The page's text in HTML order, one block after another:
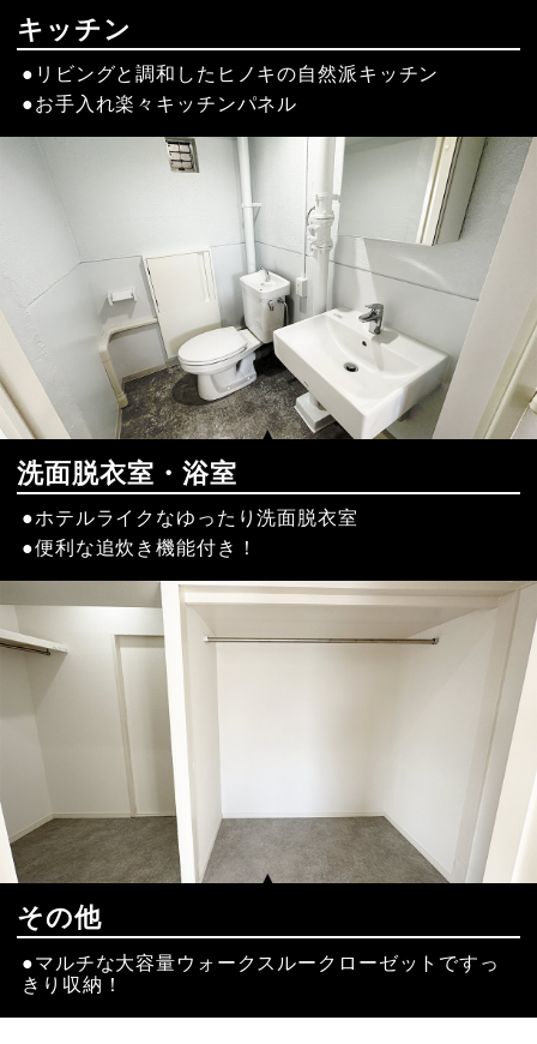
キッチン
リビングと調和したヒノキの自然派キッチン
お手入れ楽々キッチンパネル
洗面脱衣室・浴室
ホテルライクなゆったり洗面脱衣室
便利な追炊き機能付き！
その他
マルチな大容量ウォークスルークローゼットですっ
きり収納！